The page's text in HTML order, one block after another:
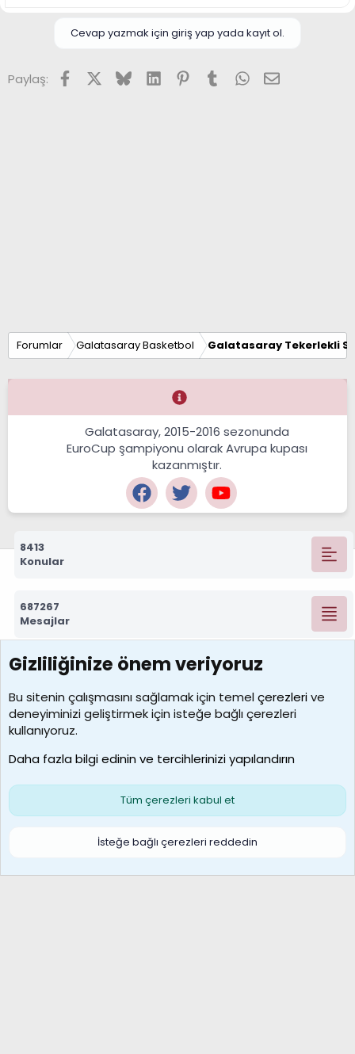
Cevap yazmak için giriş yap yada kayıt ol.
Paylaş: FacebookX (Twitter)
BlueskyLinkedInPinterest
TumblrWhatsApp
E-posta
Forumlar Galatasaray Basketbol Galatasaray Tekerlekli
Galatasaray, 2015-2016 sezonunda
EuroCup şampiyonu olarak Avrupa kupası
kazanmıştır.
8413
Konular
687267
Mesajlar
7388
Kullanıcılar
borabekirogluu
Son üye
Çerezler
S
Gizliliğinize önem veriyoruz
Bu sitenin çalışmasını sağlamak için temelçerezlerive
deneyiminizi geliştirmek için isteğe bağlı çerezleri
kullanıyoruz.
Daha fazla bilgi edinin ve tercihlerinizi yapılandırın
Tüm çerezleri kabul et
İsteğe bağlı çerezleri reddedin